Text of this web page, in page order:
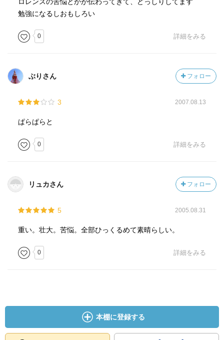
勉強になるしおもしろい
0 詳細をみる
ぶりさん フォロー
3 2007.08.13
ぱらぱらと
0 詳細をみる
リュカさん フォロー
5 2005.08.31
重い。壮大。苦悩。全部ひっくるめて素晴らしい。
0 詳細をみる
本棚に登録する